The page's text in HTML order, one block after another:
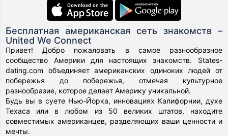
Бесплатная американская сеть знакомств –
United We Connect
Привет! Добро пожаловать в самое разнообразное
сообщество Америки для настоящих знакомств. States-
dating.com объединяет американских одиноких людей от
побережья до побережья, отмечая культурное
разнообразие, которое делает Америку уникальной.
Будь вы в суете Нью-Йорка, инновациях Калифорнии, духе
Техаса или в любом из 50 великих штатов, находите
совместимых американцев, разделяющих ваши ценности и
мечты.